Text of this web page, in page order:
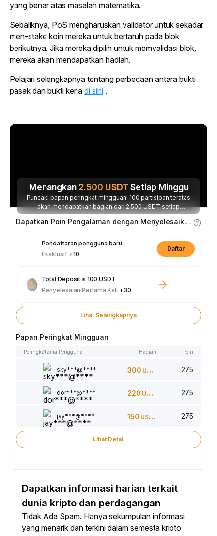
yang benar atas masalah matematika.
Sebaliknya, PoS mengharuskan validator untuk sekadar
men-stake koin mereka untuk bertaruh pada blok
berikutnya. Jika mereka dipilih untuk memvalidasi blok,
mereka akan mendapatkan hadiah.
Pelajari selengkapnya tentang perbedaan antara bukti
pasak dan bukti kerja di sini .
Menangkan 2.500 USDT Setiap Minggu
Puncaki papan peringkat mingguan! 100 partisipan teratas
akan mendapatkan bagian dari 2.500 USDT setiap
minggunya.
Dapatkan Poin Pengalaman dengan Menyelesaikan Tugas
Pendaftaran pengguna baru
Eksklusif +10
Daftar
Total Deposit ≥ 100 USDT
Penyelesaian Pertama Kali +30
Lihat Selengkapnya
Papan Peringkat Mingguan
PeringkatNama Pengguna Hadiah Poin
sky***@**** 300 USDT 275
dor***@**** 220 USDT 275
jay***@**** 150 USDT 275
Lihat Detail
Dapatkan informasi harian terkait
dunia kripto dan perdagangan
Tidak Ada Spam. Hanya sekumpulan informasi
yang menarik dan terkini dalam semesta kripto